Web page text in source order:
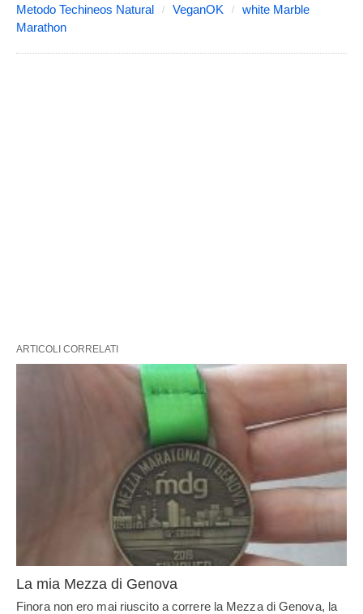
Metodo Techineos Natural
VeganOK
white Marble
Marathon
ARTICOLI CORRELATI
La mia Mezza di Genova
Finora non ero mai riuscito a correre la Mezza di Genova, la